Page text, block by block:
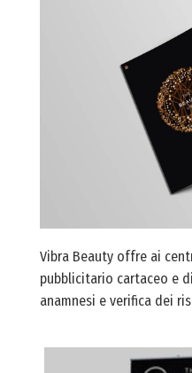
Vibra Beauty offre ai
pubblicitario cartaceo e
anamnesi e verifica dei